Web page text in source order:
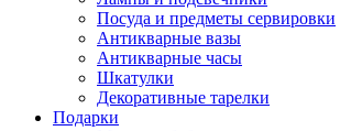
Посуда и предметы сервировки
Антикварные вазы
Антикварные часы
Шкатулки
Декоративные тарелки
Подарки